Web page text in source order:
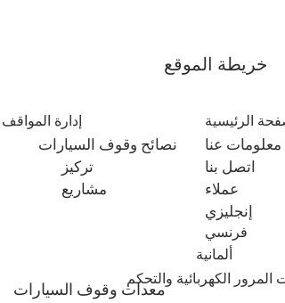
خريطة الموقع
الرئيسية
معلومات عنا
اتصل بنا
عملاء
إنجليزي
فرنسي
ألمانية
إدارة المواقف
نصائح وقوف السيارات
تركيز
مشاريع
المرور الكهربائية والتحكم
معدات وقوف السيارات